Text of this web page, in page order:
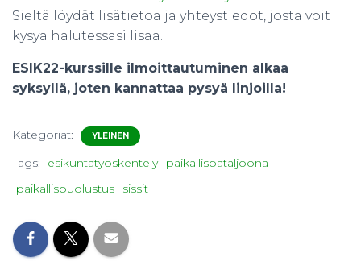
Sieltä löydät lisätietoa ja yhteystiedot, josta voit
kysyä halutessasi lisää.
ESIK22-kurssille ilmoittautuminen alkaa
syksyllä, joten kannattaa pysyä linjoilla!
Kategoriat: YLEINEN
Tags: esikuntatyöskentely
paikallispataljoona
paikallispuolustus
sissit